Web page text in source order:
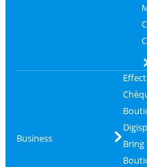
Business
Bring